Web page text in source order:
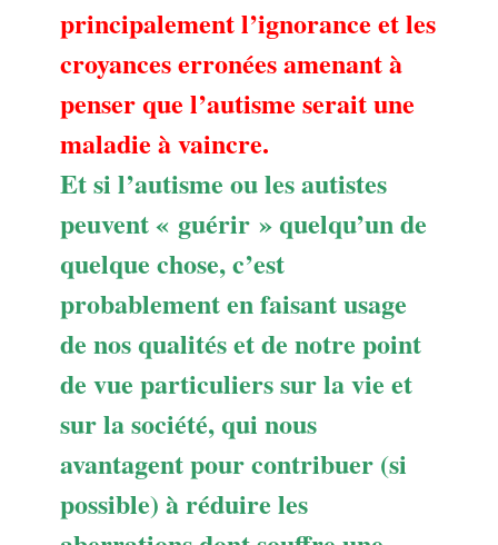
principalement l’ignorance et les
croyances erronées amenant à
penser que l’autisme serait une
maladie à vaincre.
Et si l’autisme ou les autistes
peuvent « guérir » quelqu’un de
quelque chose, c’est
probablement en faisant usage
de nos qualités et de notre point
de vue particuliers sur la vie et
sur la société, qui nous
avantagent pour contribuer (si
possible) à réduire les